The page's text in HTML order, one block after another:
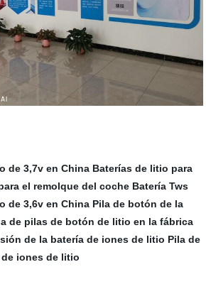
de 3,7v en China Baterías de litio para
el remolque del coche Batería Tws
de 3,6v en China Pila de botón de la
de pilas de botón de litio en la fábrica
de la batería de iones de litio Pila de
de iones de litio